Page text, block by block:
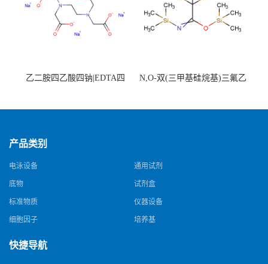
乙二胺四乙酸四钠|EDTA四
N,O-双(三甲基硅烷基)三氟乙
产品类别
电泳设备 通用试剂
底物 试剂盒
标准物质 仪器设备
细胞因子 培养基
快捷导航